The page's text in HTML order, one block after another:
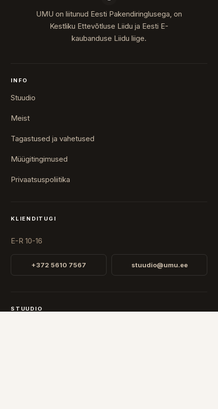
UMU on liitunud Eesti Pakendiringlusega, on
Kestliku Ettevõtluse Liidu ja Eesti E-
kaubanduse Liidu liige.
INFO
Stuudio
Meist
Tagastused ja vahetused
Müügitingimused
Privaatsuspoliitika
KLIENDITUGI
E-R 10-16
+372 5610 7567 stuudio@umu.ee
STUUDIO